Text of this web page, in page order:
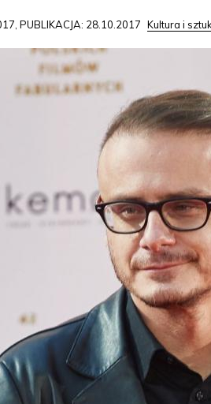
PUBLIKACJA: 28.10.2017 Kultura i